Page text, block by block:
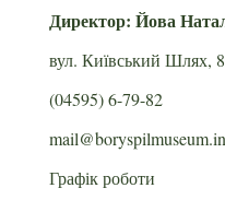
Директор: Йова
вул. Київський Шлях,
(04595) 6-79-82
Графік роботи